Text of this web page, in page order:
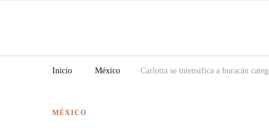
Inicio México Carlotta se intensifica a huracán
MÉXICO